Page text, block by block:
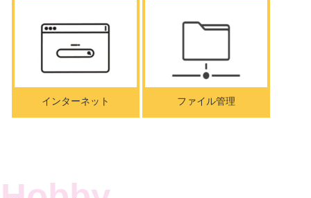
インターネット ファイル管理